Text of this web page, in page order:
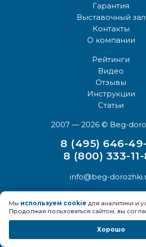
Гарантия
Выставочный зал
Контакты
О компании
Рейтинги
Видео
Отзывы
Инструкции
Статьи
2007 — 2026 © Beg-
8 (495) 646-
8 (800) 333-
info@beg-
Мы используем cookie для аналитики и
Продолжая пользоваться сайтом, вы
Хорошо